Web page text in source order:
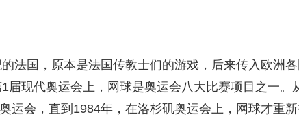
央博 非遗 文化 旅游 科普 健康 乐龄 阅读
超级工厂 智敬中国 全民健康 颜选攻略 海洋
法国，原本是法国传教士们的游戏，后来传入欧洲
届现代奥运会上，网球是奥运会八大比赛项目之一。
运会，直到1984年，在洛杉矶奥运会上，网球才重